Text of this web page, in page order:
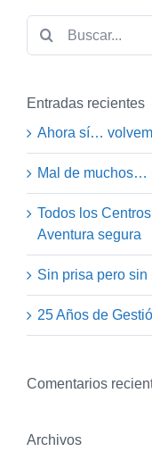
Buscar:
Entradas recientes
Ahora sí…
Mal de muchos…
Todos los
Aventura segura
Sin prisa pero
25 Años de
Comentarios
Archivos